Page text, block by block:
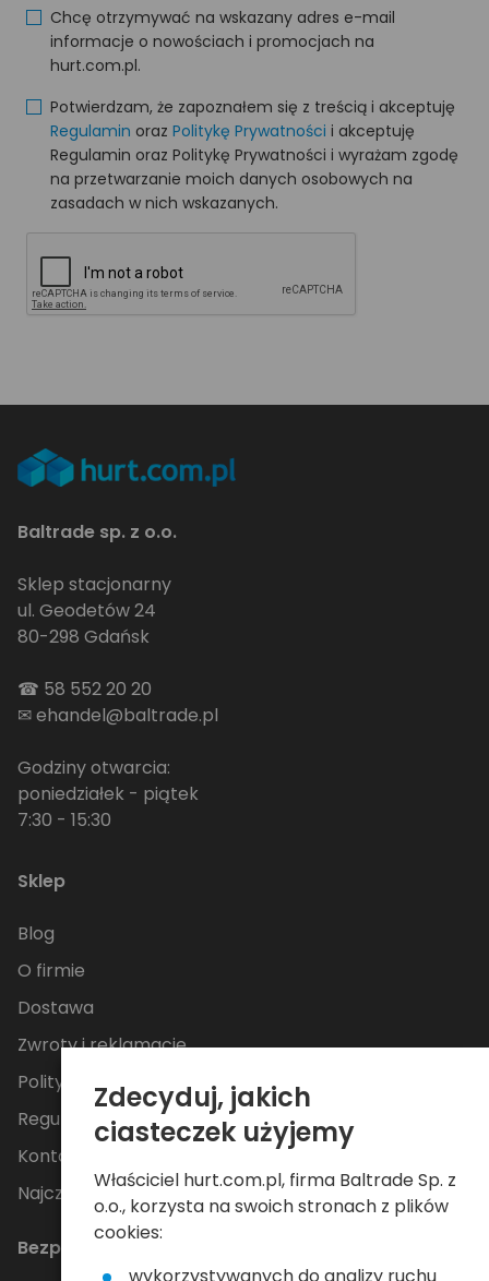
Chcę otrzymywać na wskazany adres e-mail
informacje o nowościach i promocjach na
hurt.com.pl.
Potwierdzam, że zapoznałem się z treścią i akceptuję
Regulamin oraz Politykę Prywatności i akceptuję
Regulamin oraz Politykę Prywatności i wyrażam zgodę
na przetwarzanie moich danych osobowych na
zasadach w nich wskazanych.
Baltrade sp. z o.o.
Sklep stacjonarny
ul. Geodetów 24
80-298 Gdańsk
☎ 58 552 20 20
✉ehandel@baltrade.pl
Godziny otwarcia:
poniedziałek - piątek
7:30 - 15:30
Sklep
Blog
O firmie
Dostawa
Zwroty i reklamacje
Polityka Prywatności
Regulamin
Kontakt
Najczęściej zadawane pytania
Bezpieczne płatności
Zdecyduj, jakich
ciasteczek użyjemy
Właściciel hurt.com.pl, firma Baltrade Sp. z
o.o., korzysta na swoich stronach z plików
cookies: